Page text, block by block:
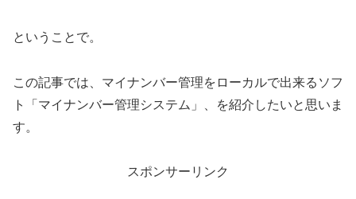
ということで。
この記事では、マイナンバー管理をローカルで出来るソフ
ト「マイナンバー管理システム」、を紹介したいと思いま
す。
スポンサーリンク